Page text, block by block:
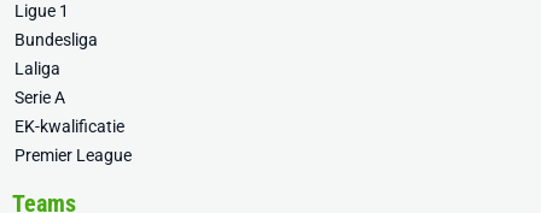
Ligue 1
Bundesliga
Laliga
Serie A
EK-kwalificatie
Premier League
Teams